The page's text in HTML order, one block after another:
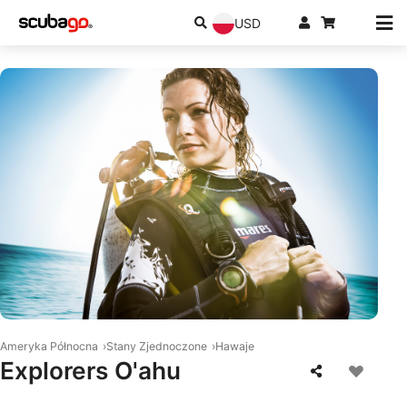
USD
Ameryka Północna Stany Zjednoczone Hawaje
Explorers O'ahu